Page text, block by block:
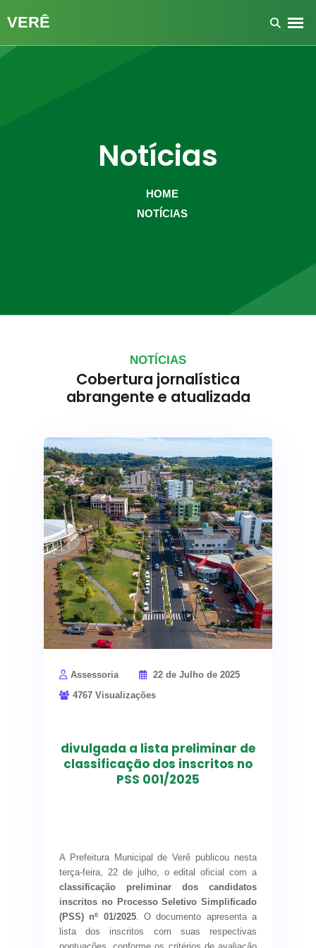
Notícias
HOME
NOTÍCIAS
NOTÍCIAS
Cobertura jornalística
abrangente e atualizada
Assessoria
22 de Julho de 2025
4767 Visualizações
divulgada a lista preliminar de
classificação dos inscritos no
PSS 001/2025
estabelecidos em
edital para
interposição de
recursos
A Prefeitura Municipal de Verê publicou nesta
terça-feira, 22 de julho, o edital oficial com a
classificação preliminar dos candidatos
inscritos no Processo Seletivo Simplificado
(PSS) nº 01/2025. O documento apresenta a
lista dos inscritos com suas respectivas